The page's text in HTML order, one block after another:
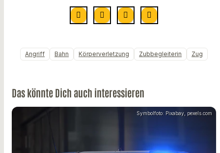
Angriff Bahn Körperverletzung Zubbegleiterin Zug
Das könnte Dich auch interessieren
Symbolfoto: Pixabay, pexels.com